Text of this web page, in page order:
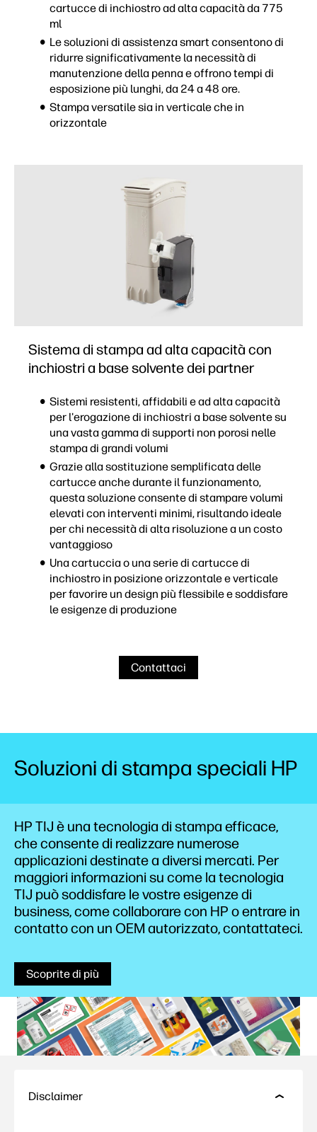
cartucce di inchiostro ad alta capacità da 775
ml
Le soluzioni di assistenza smart consentono di
ridurre significativamente la necessità di
manutenzione della penna e offrono tempi di
esposizione più lunghi, da 24 a 48 ore.
Stampa versatile sia in verticale che in
orizzontale
Sistema di stampa ad alta capacità con
inchiostri a base solvente dei partner
Sistemi resistenti, affidabili e ad alta capacità
per l'erogazione di inchiostri a base solvente su
una vasta gamma di supporti non porosi nelle
stampa di grandi volumi
Grazie alla sostituzione semplificata delle
cartucce anche durante il funzionamento,
questa soluzione consente di stampare volumi
elevati con interventi minimi, risultando ideale
per chi necessità di alta risoluzione a un costo
vantaggioso
Una cartuccia o una serie di cartucce di
inchiostro in posizione orizzontale e verticale
per favorire un design più flessibile e soddisfare
le esigenze di produzione
Contattaci
Soluzioni di stampa speciali HP
HP TIJ è una tecnologia di stampa efficace,
che consente di realizzare numerose
applicazioni destinate a diversi mercati. Per
maggiori informazioni su come la tecnologia
TIJ può soddisfare le vostre esigenze di
business, come collaborare con HP o entrare in
contatto con un OEM autorizzato, contattateci.
Scoprite di più
Disclaimer